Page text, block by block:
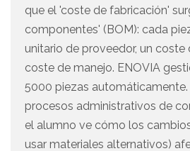
que el 'coste de fabricación'
componentes' (BOM): cada
unitario de proveedor, un coste
coste de manejo. ENOVIA
5000 piezas automáticamente.
procesos administrativos de
el alumno ve cómo los
usar materiales alternativos)